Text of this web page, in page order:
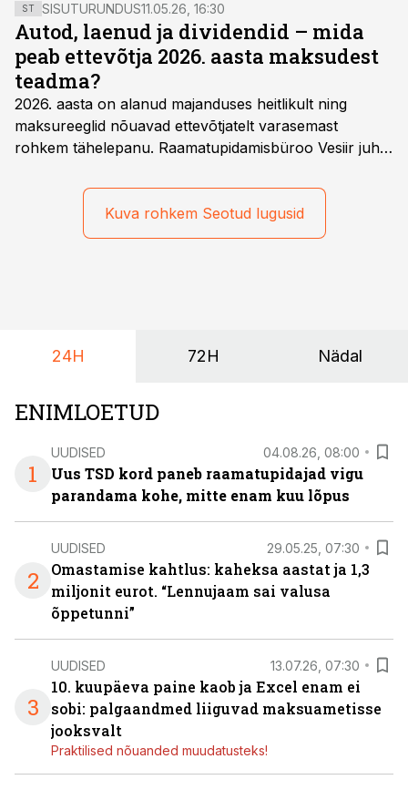
ST SISUTURUNDUS11.05.26, 16:30
Autod, laenud ja dividendid – mida
peab ettevõtja 2026. aasta maksudest
teadma?
2026. aasta on alanud majanduses heitlikult ning
maksureeglid nõuavad ettevõtjatelt varasemast
rohkem tähelepanu. Raamatupidamisbüroo Vesiir juht
mõjutavad enim auto kasutamist, laenusuhteid ja
dividendide maksustamist ning kus peituvad suurimad
riskikohad.
Kuva rohkem Seotud lugusid
24H 72H Nädal
ENIMLOETUD
1
UUDISED 04.08.26, 08:00
Uus TSD kord paneb raamatupidajad vigu
parandama kohe, mitte enam kuu lõpus
2
UUDISED 29.05.25, 07:30
Omastamise kahtlus: kaheksa aastat ja 1,3
miljonit eurot. “Lennujaam sai valusa
õppetunni”
3
UUDISED 13.07.26, 07:30
10. kuupäeva paine kaob ja Excel enam ei
sobi: palgaandmed liiguvad maksuametisse
jooksvalt
Praktilised nõuanded muudatusteks!